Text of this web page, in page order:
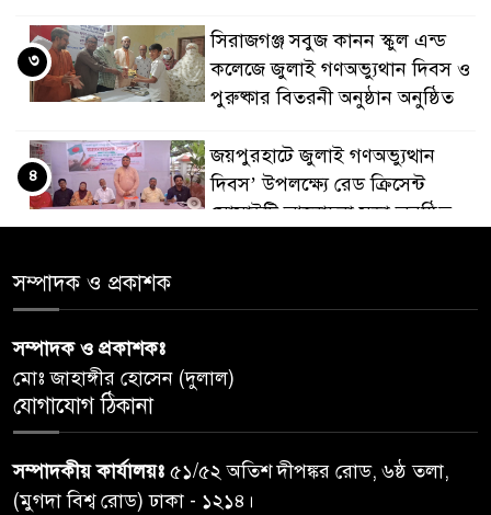
সিরাজগঞ্জ সবুজ কানন স্কুল এন্ড
কলেজে জুলাই গণঅভ্যুথান দিবস ও
পুরুষ্কার বিতরনী অনুষ্ঠান অনুষ্ঠিত
৩
জয়পুরহাটে জুলাই গণঅভ্যুত্থান
দিবস’ উপলক্ষ্যে রেড ক্রিসেন্ট
সোসাইটি আলোচনা সভা অনুষ্ঠিত
৪
দিবস-২০২৬’।
৫
মাঝে ১৩ লক্ষ ১৫ হাজার টাকা
বিতরণ
৬
সম্পাদক ও প্রকাশক
সম্পাদক ও প্রকাশকঃ
মোঃ জাহাঙ্গীর হোসেন (দুলাল)
যোগাযোগ ঠিকানা
সম্পাদকীয় কার্যালয়ঃ ৫১/৫২ অতিশ দীপঙ্কর রোড, ৬ষ্ঠ তলা,
(মুগদা বিশ্ব রোড) ঢাকা - ১২১৪।